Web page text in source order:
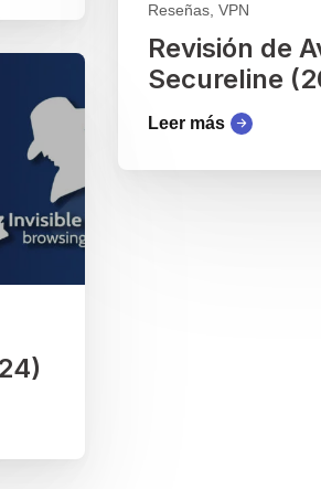
Reseñas, VPN
Revisión de
Secureline
Leer más